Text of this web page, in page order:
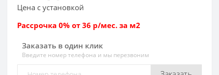
Цена с установкой
Рассрочка 0% от 36 р/мес. за м2
Заказать в один клик
Введите номер телефона и мы перезвоним